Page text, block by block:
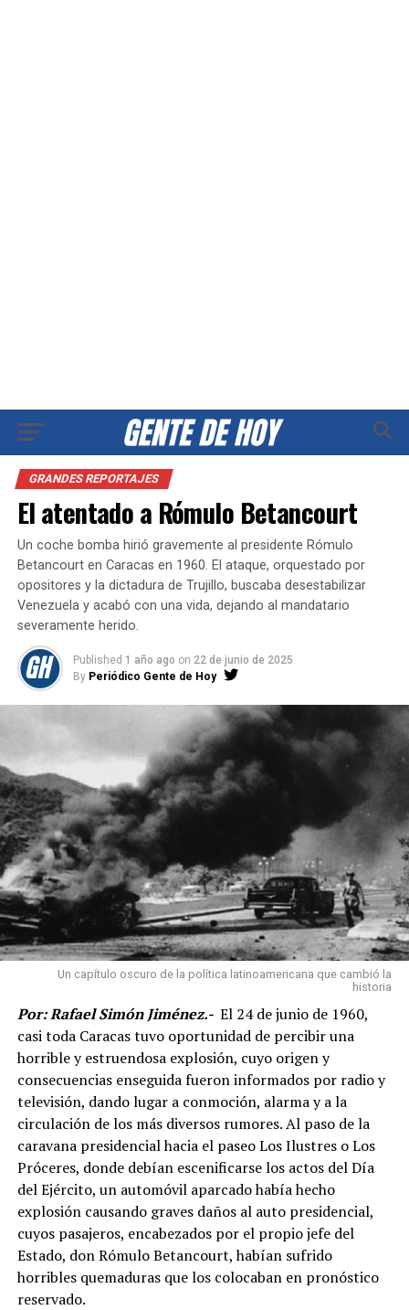
GRANDES REPORTAJES
El atentado a Rómulo Betancourt
Un coche bomba hirió gravemente al presidente Rómulo
Betancourt en Caracas en 1960. El ataque, orquestado por
opositores y la dictadura de Trujillo, buscaba desestabilizar
Venezuela y acabó con una vida, dejando al mandatario
severamente herido.
Published 1 año ago on 22 de junio de 2025
By Periódico Gente de Hoy
Un capítulo oscuro de la política latinoamericana que cambió la
historia
Por: Rafael Simón Jiménez.- El 24 de junio de 1960,
casi toda Caracas tuvo oportunidad de percibir una
horrible y estruendosa explosión, cuyo origen y
consecuencias enseguida fueron informados por radio y
televisión, dando lugar a conmoción, alarma y a la
circulación de los más diversos rumores. Al paso de la
caravana presidencial hacia el paseo Los Ilustres o Los
Próceres, donde debían escenificarse los actos del Día
del Ejército, un automóvil aparcado había hecho
explosión causando graves daños al auto presidencial,
cuyos pasajeros, encabezados por el propio jefe del
Estado, don Rómulo Betancourt, habían sufrido
horribles quemaduras que los colocaban en pronóstico
reservado.